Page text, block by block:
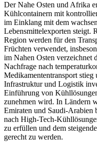
Der Nahe Osten und Afrika
Kühlcontainern mit
im Einklang mit dem
Lebensmittelexporten steigt.
Region werden für den
Früchten verwendet,
im Nahen Osten verzeichnet
Nachfrage nach
Medikamententransport
Infrastruktur und Logistik
Einführung von
zunehmen wird. In Ländern
Emiraten und Saudi-Arabien
nach High-Tech-
zu erfüllen und dem
gerecht zu werden.